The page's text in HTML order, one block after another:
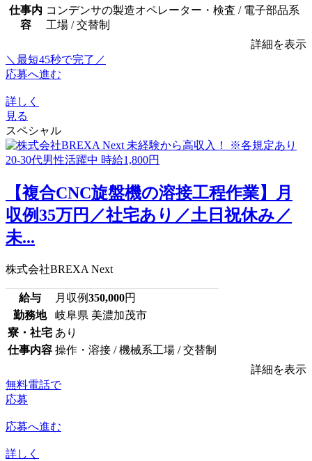
仕事内
容
コンデンサの製造オペレーター・検査 / 電子部品系
工場 / 交替制
詳細を表示
＼最短45秒で完了／
応募へ進む
詳しく
見る
スペシャル
【複合CNC旋盤機の溶接工程作業】月
収例35万円／社宅あり／土日祝休み／
未...
株式会社BREXA Next
給与 月収例350,000円
勤務地
岐阜県 美濃加茂市
寮・社宅 あり
仕事内容 操作・溶接 / 機械系工場 / 交替制
詳細を表示
無料電話で
応募
応募へ進む
詳しく